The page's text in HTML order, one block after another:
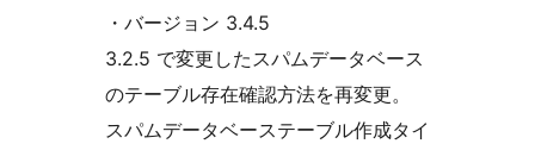
・バージョン 3.4.5
3.2.5 で変更したスパムデータベース
のテーブル存在確認方法を再変更。
スパムデータベーステーブル作成タイ